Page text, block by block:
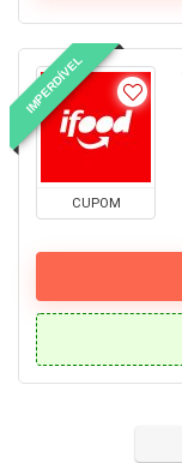
IMPERDÍVEL
CUPOM